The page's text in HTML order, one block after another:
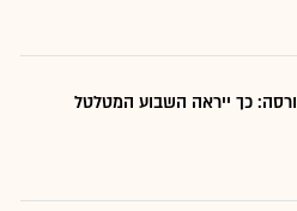
כך ייראה השבוע המטלטל